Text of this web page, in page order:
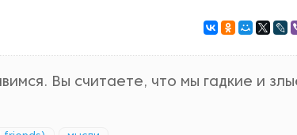
Вы считаете, что мы гадкие и